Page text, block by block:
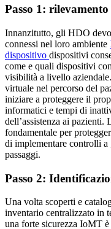
Passo 1:
Innanzitutto, gli HDO
connessi nel loro ambiente
dispositivo dispositivi
come e quali dispositivi
visibilità a livello
virtuale nel percorso del
iniziare a proteggere il
informatici e tempi di
dell’assistenza ai pazienti.
fondamentale per
di implementare controlli a
passaggi.
Passo 2:
Una volta scoperti e
inventario centralizzato in
una forte sicurezza IoMT